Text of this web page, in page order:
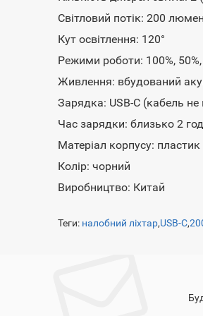
Світловий потік: 200 люмен
Кут освітлення: 120°
Режими роботи: 100%,
Живлення: вбудований
Зарядка: USB-C (кабель
Час зарядки: близько 2
Матеріал корпусу: пластик
Колір: чорний
Виробництво: Китай
Теги: налобний ліхтар,USB-C,